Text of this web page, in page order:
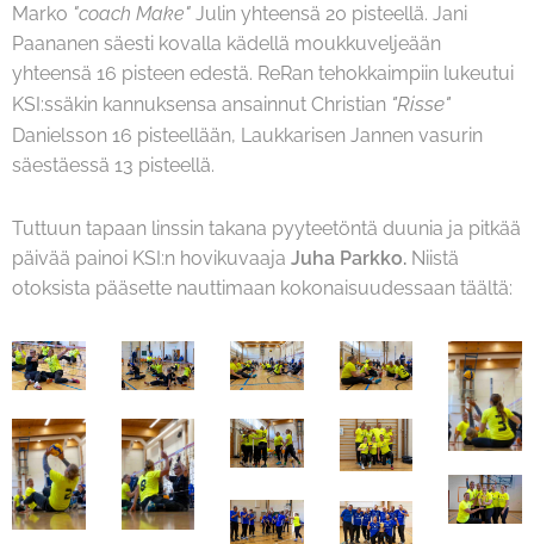
Marko "coach Make" Julin yhteensä 20 pisteellä. Jani
Paananen säesti kovalla kädellä moukkuveljeään
yhteensä 16 pisteen edestä. ReRan tehokkaimpiin lukeutui
KSI:ssäkin kannuksensa ansainnut Christian "Risse"
Danielsson 16 pisteellään, Laukkarisen Jannen vasurin
säestäessä 13 pisteellä.
Tuttuun tapaan linssin takana pyyteetöntä duunia ja pitkää
päivää painoi KSI:n hovikuvaaja Juha Parkko. Niistä
otoksista pääsette nauttimaan kokonaisuudessaan täältä: